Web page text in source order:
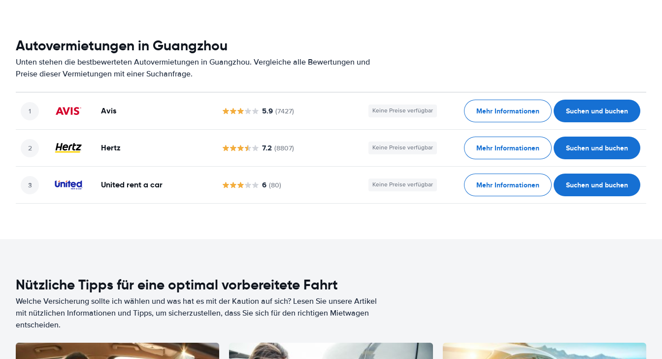
Autovermietungen in Guangzhou
Unten stehen die bestbewerteten Autovermietungen in Guangzhou. Vergleiche alle Bewertungen und
Preise dieser Vermietungen mit einer Suchanfrage.
Avis 5.9 (7427) Keine Preise verfügbar Mehr Informationen Suchen und buchen
Hertz 7.2 (8807) Keine Preise verfügbar Mehr Informationen Suchen und buchen
United rent a car 6 (80) Keine Preise verfügbar Mehr Informationen Suchen und buchen
Nützliche Tipps für eine optimal vorbereitete Fahrt
Welche Versicherung sollte ich wählen und was hat es mit der Kaution auf sich? Lesen Sie unsere Artikel
mit nützlichen Informationen und Tipps, um sicherzustellen, dass Sie sich für den richtigen Mietwagen
entscheiden.